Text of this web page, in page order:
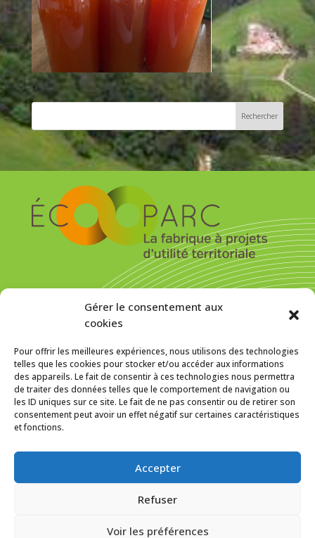
Gérer le consentement aux
cookies
Pour offrir les meilleures expériences, nous utilisons des technologies
telles que les cookies pour stocker et/ou accéder aux informations
des appareils. Le fait de consentir à ces technologies nous permettra
de traiter des données telles que le comportement de navigation ou
les ID uniques sur ce site. Le fait de ne pas consentir ou de retirer son
consentement peut avoir un effet négatif sur certaines caractéristiques
et fonctions.
Accepter
Refuser
Voir les préférences
MENTIONS LÉGALES
Politique de cookies (UE)
SUIVEZ-NOUS SUR : f In